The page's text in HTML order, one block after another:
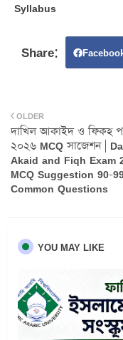
Syllabus
OLDER
দাখিল আকাইদ ও ফিকহ
২০২৬ MCQ সাজেশন |
Akaid and Fiqh Exam
MCQ Suggestion 90-
Common Questions
YOU MAY LIKE